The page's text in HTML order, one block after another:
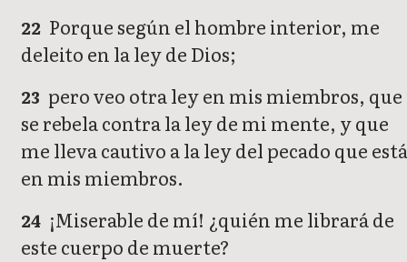
22 Porque según el hombre interior, me
deleito en la ley de Dios;
23 pero veo otra ley en mis miembros, que
se rebela contra la ley de mi mente, y que
me lleva cautivo a la ley del pecado que está
en mis miembros.
24 ¡Miserable de mí! ¿quién me librará de
este cuerpo de muerte?